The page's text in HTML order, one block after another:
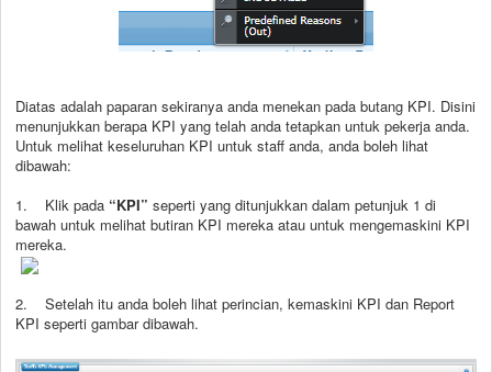
Diatas adalah paparan sekiranya anda menekan pada butang KPI. Disini
menunjukkan berapa KPI yang telah anda tetapkan untuk pekerja anda.
Untuk melihat keseluruhan KPI untuk staff anda, anda boleh lihat
dibawah:
1. Klik pada “KPI” seperti yang ditunjukkan dalam petunjuk 1 di
bawah untuk melihat butiran KPI mereka atau untuk mengemaskini KPI
mereka.
2. Setelah itu anda boleh lihat perincian, kemaskini KPI dan Report
KPI seperti gambar dibawah.